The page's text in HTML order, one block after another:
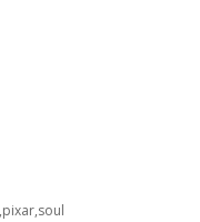
pixar soul